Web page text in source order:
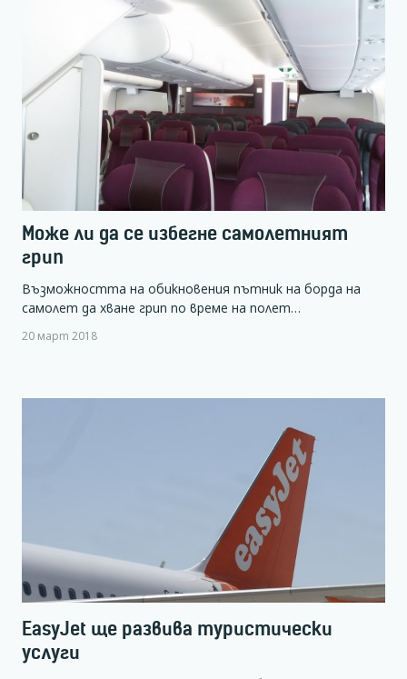
Може ли да се избегне самолетният
грип
Възможността на обикновения пътник на борда на
самолет да хване грип по време на полет…
20 март 2018
EasyJet ще развива туристически
услуги